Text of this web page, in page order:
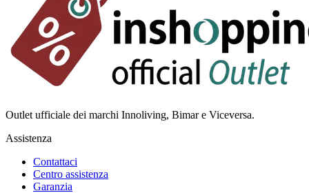
Outlet ufficiale dei marchi Innoliving, Bimar e Viceversa.
Assistenza
Contattaci
Centro assistenza
Garanzia